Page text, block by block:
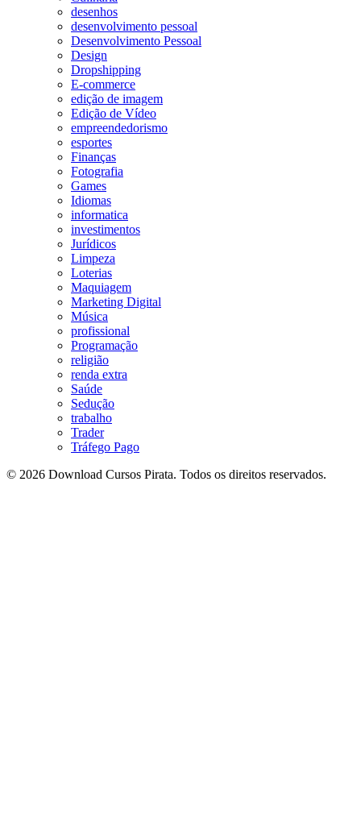
desenhos
desenvolvimento pessoal
Desenvolvimento Pessoal
Design
Dropshipping
E-commerce
edição de imagem
Edição de Vídeo
empreendedorismo
esportes
Finanças
Fotografia
Games
Idiomas
informatica
investimentos
Jurídicos
Limpeza
Loterias
Maquiagem
Marketing Digital
Música
profissional
Programação
religião
renda extra
Saúde
Sedução
trabalho
Trader
Tráfego Pago
© 2026 Download Cursos Pirata. Todos os direitos reservados.